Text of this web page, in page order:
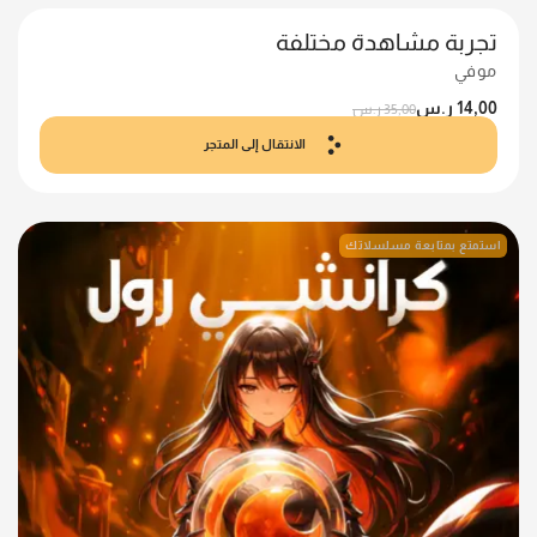
تجربة مشاهدة مختلفة
موفي
35,00ر.س 14,00 ر.س
الانتقال إلى المتجر
استمتع بمتابعة مسلسلاتك